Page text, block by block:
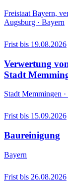
Freistaat Bayern,
Augsburg · Bayern
Frist bis 19.08.2026
Verwertung
Stadt
Stadt Memmingen
Frist bis 15.09.2026
Baureinigung
Bayern
Frist bis 26.08.2026